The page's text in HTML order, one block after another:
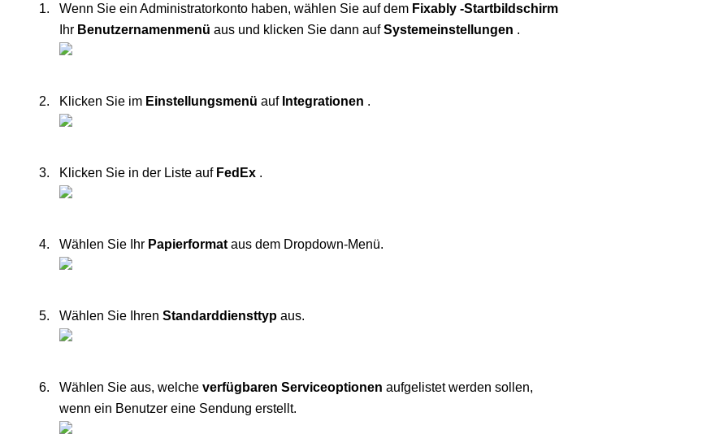
Wenn Sie ein Administratorkonto haben, wählen Sie auf dem Fixably -Startbildschirm
Ihr Benutzernamenmenü aus und klicken Sie dann auf Systemeinstellungen .
Klicken Sie im Einstellungsmenü auf Integrationen .
Klicken Sie in der Liste auf FedEx .
Wählen Sie Ihr Papierformat aus dem Dropdown-Menü.
Wählen Sie Ihren Standarddiensttyp aus.
Wählen Sie aus, welche verfügbaren Serviceoptionen aufgelistet werden sollen,
wenn ein Benutzer eine Sendung erstellt.